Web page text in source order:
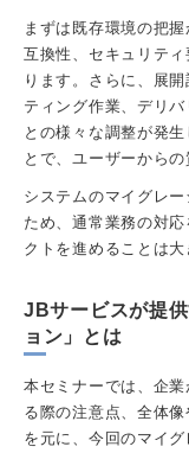
まずは既存環境の把
互換性、セキュリテ
ります。さらに、展
ティング作業、デリ
との様々な調整が発
とで、ユーザーから
システムのマイグレ
ため、通常業務の対
クトを進めることは大
JBサービスが提
ョン」とは
本セミナーでは、企
る際の注意点、全体
を元に、今回のマイ